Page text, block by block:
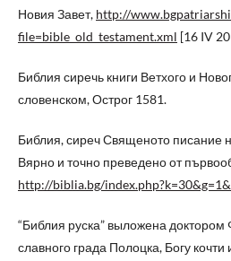
Новия Завет, http://
file=bible_old_testament.xml [16 IV
Библия сиречь книги Ветхого и
словенском, Острог 1581.
Библия, сиреч Священото писание
Вярно и точно преведено от
http://biblia.bg/
“Библия руска” выложена
славного града Полоцка, Богу